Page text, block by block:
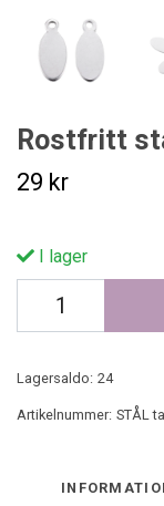
Rostfritt
29 kr
I lager
Lagersaldo: 24
Artikelnummer: STÅL